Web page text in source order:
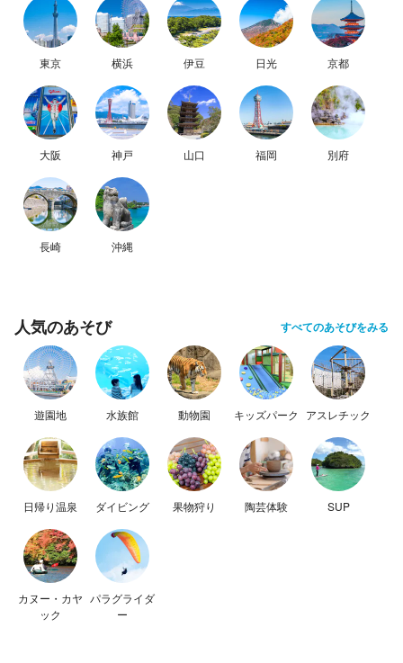
東京 横浜 伊豆 日光 京都
大阪 神戸 山口 福岡 別府
長崎 沖縄
人気のあそび すべてのあそびをみる
遊園地 水族館 動物園 キッズパーク アスレチック
日帰り温泉 ダイビング 果物狩り 陶芸体験 SUP
カヌー・カヤ
ック
パラグライダ
ー